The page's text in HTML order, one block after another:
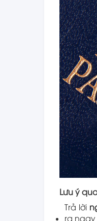
Lưu ý
Trả lời
ra ngay